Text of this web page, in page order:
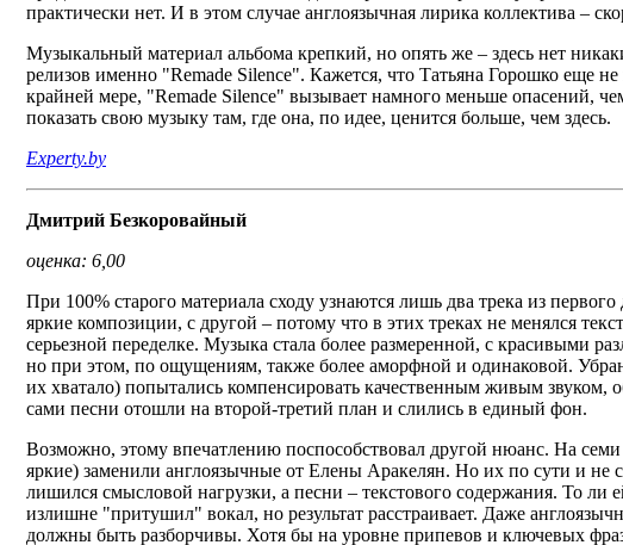
практически нет. И в этом случае англоязычная лирика коллектива –
Музыкальный материал альбома крепкий, но опять же – здесь нет
релизов именно "Remade Silence". Кажется, что Татьяна Горошко еще
крайней мере, "Remade Silence" вызывает намного меньше опасений,
показать свою музыку там, где она, по идее, ценится больше, чем здесь.
Experty.by
Дмитрий Безкоровайный
оценка: 6,00
При 100% старого материала сходу узнаются лишь два трека из
яркие композиции, с другой – потому что в этих треках не менялся
серьезной переделке. Музыка стала более размеренной, с красивыми
но при этом, по ощущениям, также более аморфной и одинаковой.
их хватало) попытались компенсировать качественным живым
сами песни отошли на второй-третий план и слились в единый фон.
Возможно, этому впечатлению поспособствовал другой нюанс. На
яркие) заменили англоязычные от Елены Аракелян. Но их по сути и
лишился смысловой нагрузки, а песни – текстового содержания. То ли
излишне "притушил" вокал, но результат расстраивает. Даже
должны быть разборчивы. Хотя бы на уровне припевов и ключевых